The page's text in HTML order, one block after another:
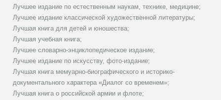
Лучшее издание по естественным наукам, технике, медицине;
Лучшее издание классической художественной литературы;
Лучшая книга для детей и юношества;
Лучшая учебная книга;
Лучшее словарно-энциклопедическое издание;
Лучшее издание по искусству, фото-издание;
Лучшая книга мемуарно-биографического и историко-
документального характера «Диалог со временем»;
Лучшая книга о российской армии и флоте;